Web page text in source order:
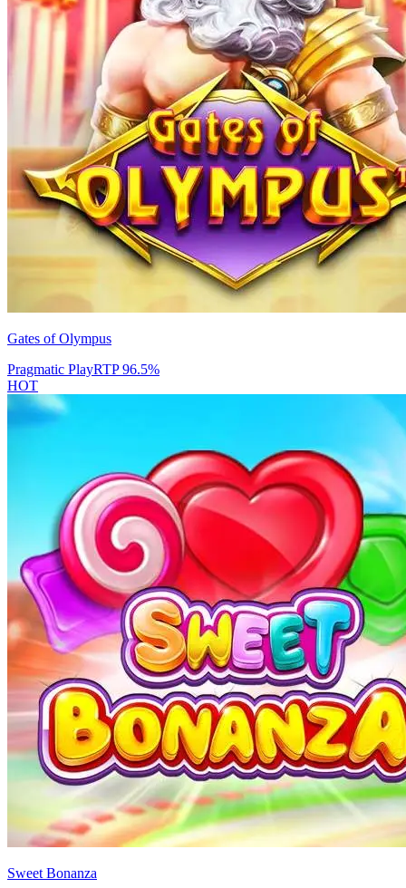
Gates of Olympus
Pragmatic PlayRTP96.5%
HOT
Sweet Bonanza